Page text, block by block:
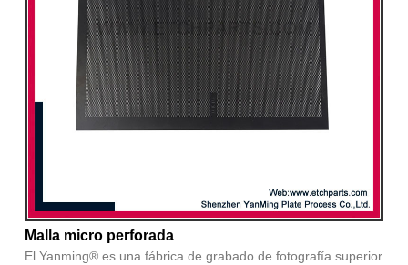
Malla micro perforada
El Yanming® es una fábrica de grabado de fotografía superior